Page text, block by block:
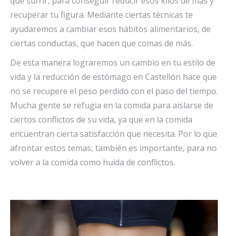
recuperar tu figura. Mediante ciertas técnicas te
ayudaremos a cambiar esos hábitos alimentarios, de
ciertas conductas, que hacen que comas de más.
De esta manera lograremos un cambio en tu estilo de
vida y la reducción de estómago en Castellón hace que
no se recupere el peso perdido con el paso del tiempo.
Mucha gente se refugia en la comida para aislarse de
ciertos conflictos de su vida, ya que en la comida
encuentran cierta satisfacción que necesita. Por lo que
afrontar estos temas, también es importante, para no
volver a la comida como huida de conflictos.